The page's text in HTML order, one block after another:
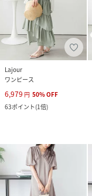
Lajour
ワンピース
6,979 円 50%OFF
63ポイント(1倍)